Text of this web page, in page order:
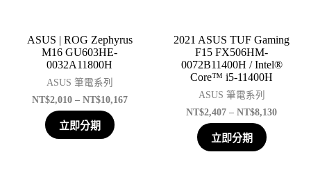
ASUS | ROG Zephyrus
M16 GU603HE-
0032A11800H
ASUS 筆電系列
NT$2,010 – NT$10,167
立即分期
2021 ASUS TUF Gaming
F15 FX506HM-
0072B11400H / Intel®
Core™ i5-11400H
ASUS 筆電系列
NT$2,407 – NT$8,130
立即分期